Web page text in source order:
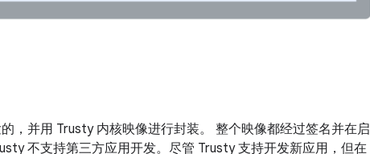
，并用 Trusty 内核映像进行封装。 整个映像都经过签名并在启
不支持第三方应用开发。尽管 Trusty 支持开发新应用，但在